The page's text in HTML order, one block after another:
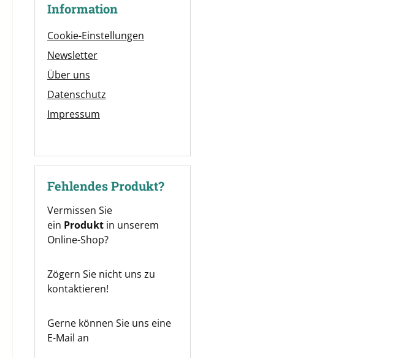
Information
Cookie-Einstellungen
Newsletter
Über uns
Datenschutz
Impressum
Fehlendes Produkt?
Vermissen Sie
ein Produkt in unserem
Online-Shop?
Zögern Sie nicht uns zu
kontaktieren!
Gerne können Sie uns eine
E-Mail an